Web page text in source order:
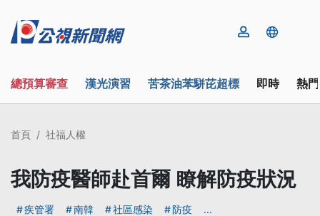
總預算審查 漢光演習 苦茶油苯駢芘超標 即時 熱
首頁 社福人權
我防疫醫師赴首爾 瞭解防疫狀況
疾管署 南韓 社區感染 防疫 ...